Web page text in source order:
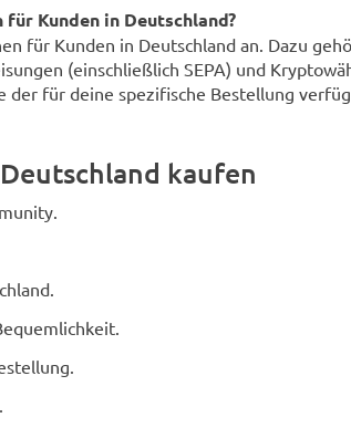
Kunden in Deutschland?
für Kunden in Deutschland an. Dazu
(einschließlich SEPA) und
der für deine spezifische Bestellung
kaufen